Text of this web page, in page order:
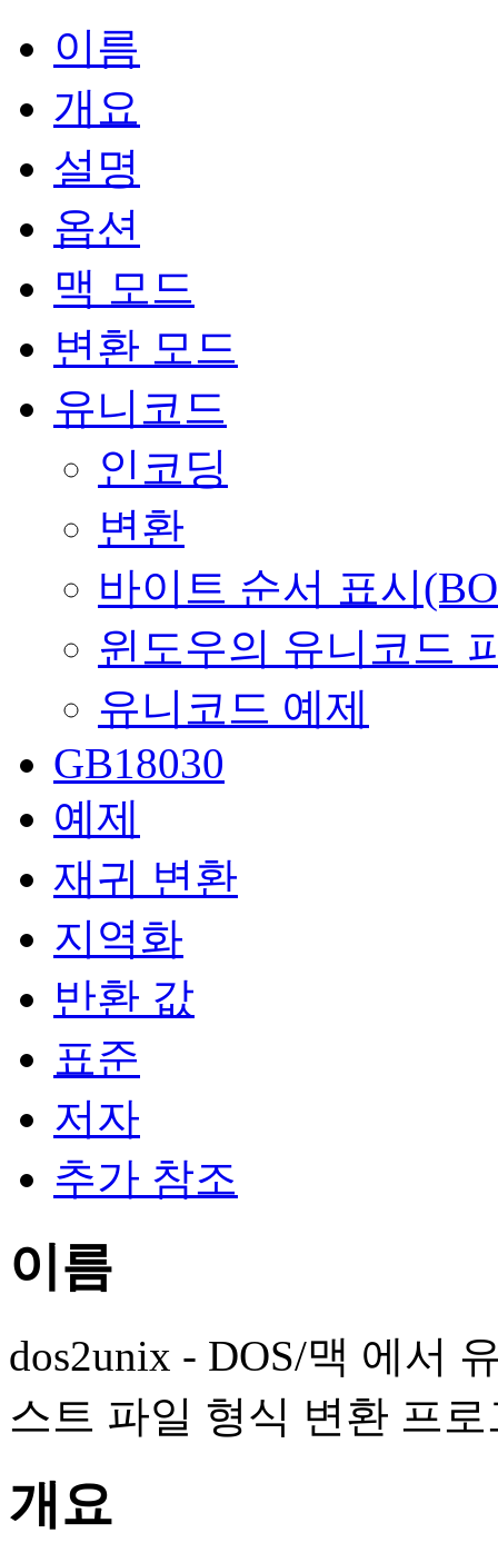
이름
개요
설명
옵션
맥 모드
변환 모드
유니코드
인코딩
변환
바이트 순서 표시
윈도우의 유니코드
유니코드 예제
GB18030
예제
재귀 변환
지역화
반환 값
표준
저자
추가 참조
이름
dos2unix - DOS/맥 에서
스트 파일 형식 변환 프
개요